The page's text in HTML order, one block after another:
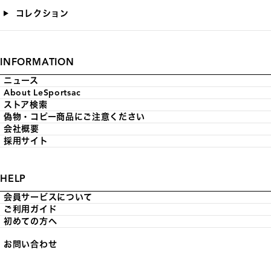
コレクション
INFORMATION
ニュース
About LeSportsac
ストア検索
偽物・コピー商品にご注意ください
会社概要
採用サイト
HELP
会員サービスについて
ご利用ガイド
初めての方へ
お問い合わせ